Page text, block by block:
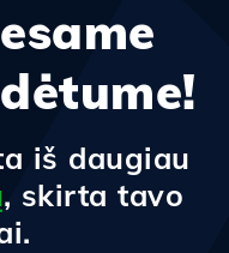
iš daugiau
, skirta tavo